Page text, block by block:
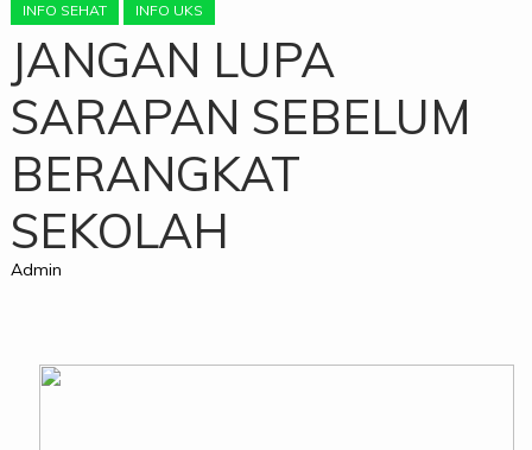
INFO SEHAT INFO UKS
JANGAN LUPA
SARAPAN SEBELUM
BERANGKAT
SEKOLAH
Admin